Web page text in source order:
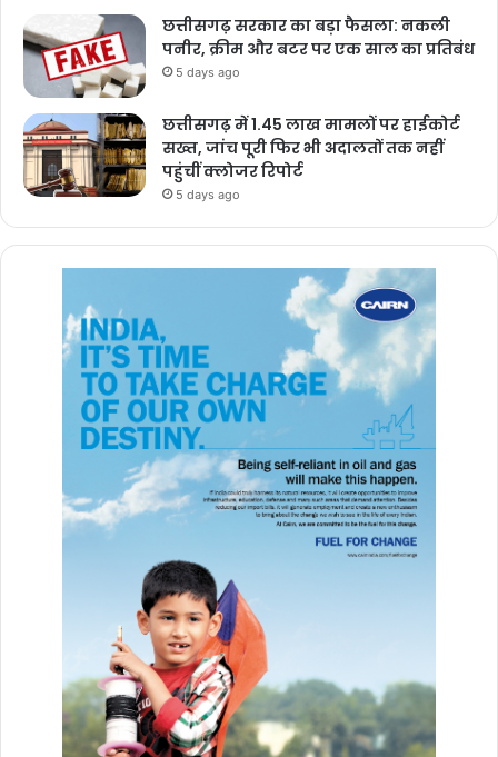
छत्तीसगढ़ सरकार का बड़ा फैसला: नकली
पनीर, क्रीम और बटर पर एक साल का प्रतिबंध
5 days ago
छत्तीसगढ़ में 1.45 लाख मामलों पर हाईकोर्ट
सख्त, जांच पूरी फिर भी अदालतों तक नहीं
पहुंचीं क्लोजर रिपोर्ट
5 days ago